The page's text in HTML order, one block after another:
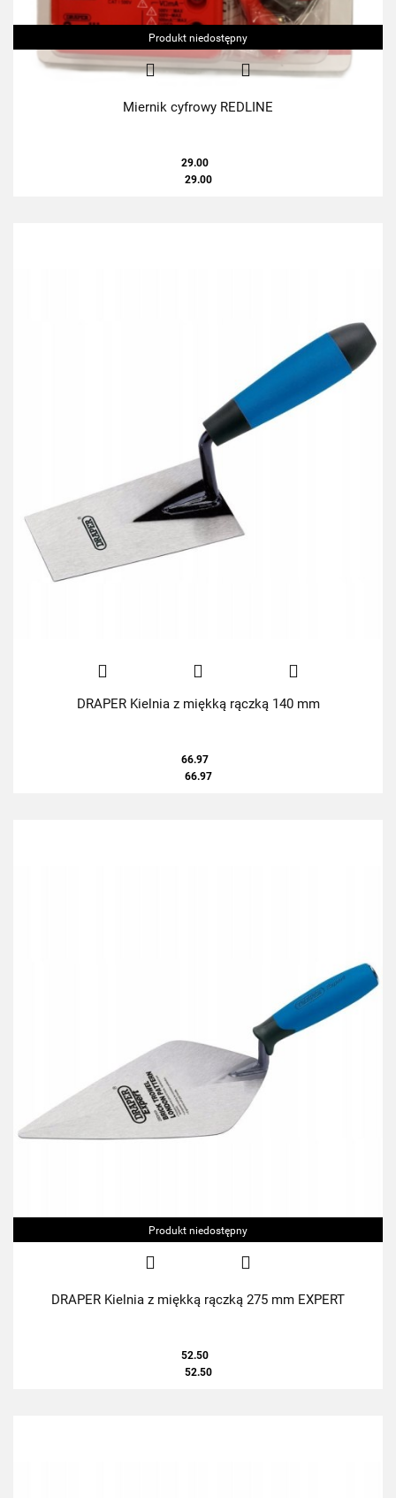
Produkt niedostępny
Miernik cyfrowy REDLINE
29.00
29.00
DRAPER Kielnia z miękką rączką 140 mm
66.97
66.97
Produkt niedostępny
DRAPER Kielnia z miękką rączką 275 mm EXPERT
52.50
52.50